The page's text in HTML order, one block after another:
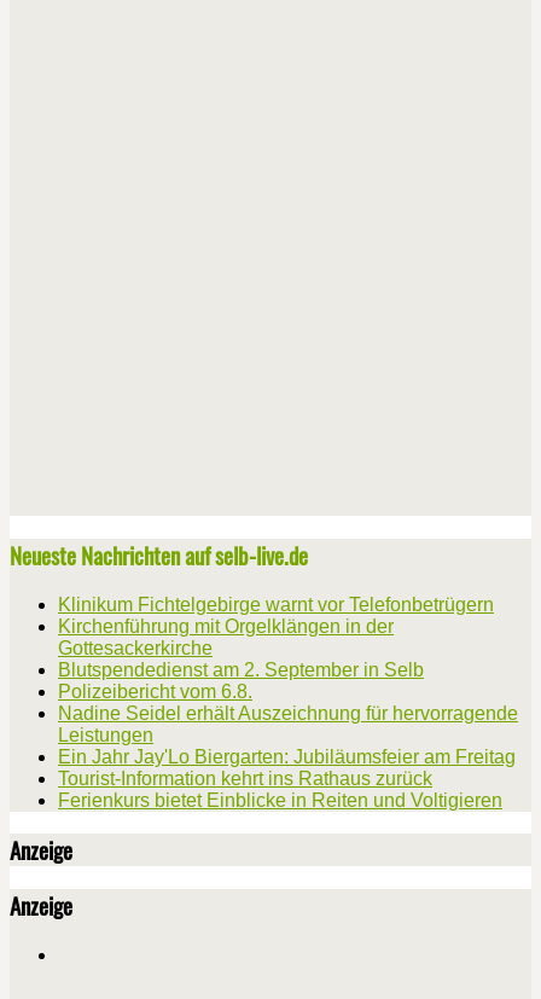
Neueste Nachrichten auf selb-live.de
Klinikum Fichtelgebirge warnt vor Telefonbetrügern
Kirchenführung mit Orgelklängen in der
Gottesackerkirche
Blutspendedienst am 2. September in Selb
Polizeibericht vom 6.8.
Nadine Seidel erhält Auszeichnung für hervorragende
Leistungen
Ein Jahr Jay'Lo Biergarten: Jubiläumsfeier am Freitag
Tourist-Information kehrt ins Rathaus zurück
Ferienkurs bietet Einblicke in Reiten und Voltigieren
Anzeige
Anzeige